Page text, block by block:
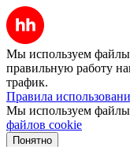
Мы используем файлы
правильную работу
трафик.
Правила
Мы используем файлы
файлов cookie
Понятно